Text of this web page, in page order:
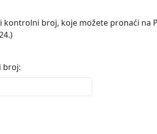
broj, koje možete pronaći na
broj: